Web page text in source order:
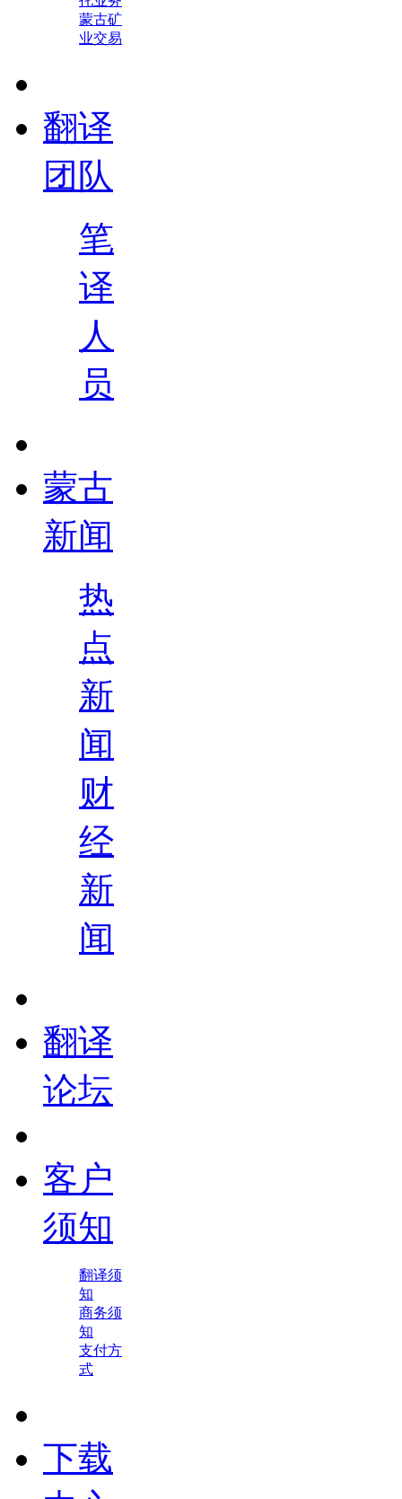
蒙古矿
业交易
翻译
团队
笔
译
人
员
蒙古
新闻
热
点
新
闻
财
经
新
闻
翻译
论坛
客户
须知
翻译须
知
商务须
知
支付方
式
下载